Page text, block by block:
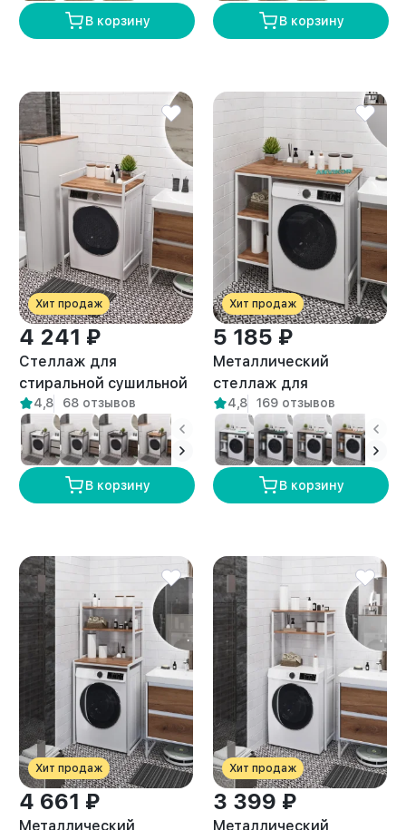
В корзину В корзину
Хит продаж
4 241 ₽
Стеллаж для
стиральной сушильной
машин Шексна белый/
амаретто
4,8 68 отзывов
В корзину
Хит продаж
5 185 ₽
Металлический
стеллаж для
стиральной машины
лофт Сомма белый/
амаретто
4,8 169 отзывов
В корзину
Хит продаж
4 661 ₽
Металлический
Хит продаж
3 399 ₽
Металлический